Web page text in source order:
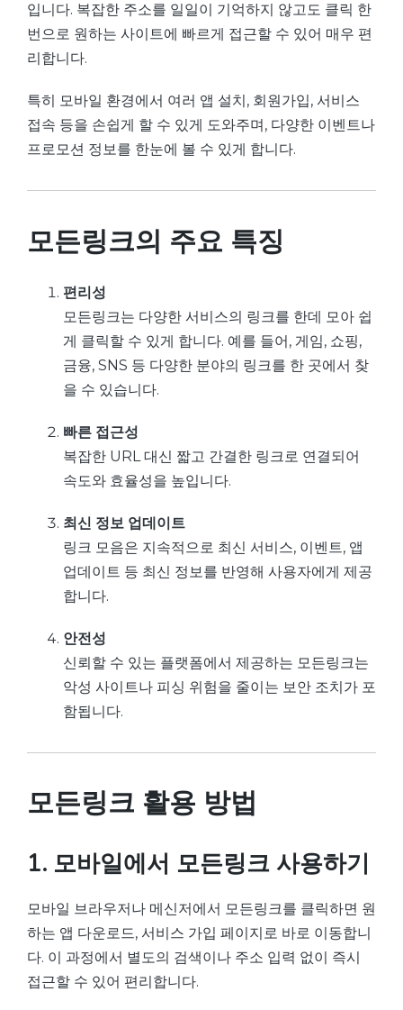
입니다. 복잡한 주소를 일일이 기억하지 않고도 클릭 한
번으로 원하는 사이트에 빠르게 접근할 수 있어 매우 편
리합니다.
특히 모바일 환경에서 여러 앱 설치, 회원가입, 서비스
접속 등을 손쉽게 할 수 있게 도와주며, 다양한 이벤트나
프로모션 정보를 한눈에 볼 수 있게 합니다.
모든링크의 주요 특징
편리성
모든링크는 다양한 서비스의 링크를 한데 모아 쉽
게 클릭할 수 있게 합니다. 예를 들어, 게임, 쇼핑,
금융, SNS 등 다양한 분야의 링크를 한 곳에서 찾
을 수 있습니다.
빠른 접근성
복잡한 URL 대신 짧고 간결한 링크로 연결되어
속도와 효율성을 높입니다.
최신 정보 업데이트
링크 모음은 지속적으로 최신 서비스, 이벤트, 앱
업데이트 등 최신 정보를 반영해 사용자에게 제공
합니다.
안전성
신뢰할 수 있는 플랫폼에서 제공하는 모든링크는
악성 사이트나 피싱 위험을 줄이는 보안 조치가 포
함됩니다.
모든링크 활용 방법
1. 모바일에서 모든링크 사용하기
모바일 브라우저나 메신저에서 모든링크를 클릭하면 원
하는 앱 다운로드, 서비스 가입 페이지로 바로 이동합니
다. 이 과정에서 별도의 검색이나 주소 입력 없이 즉시
접근할 수 있어 편리합니다.